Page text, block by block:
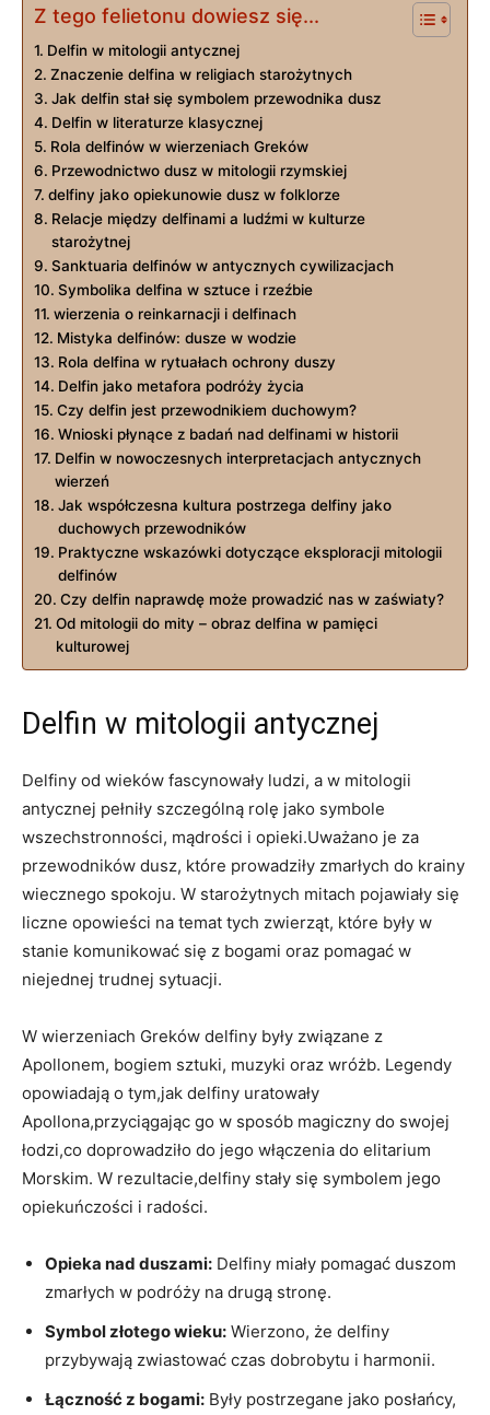
Z tego felietonu dowiesz się...
Delfin w mitologii antycznej
Znaczenie delfina w religiach starożytnych
Jak delfin stał się symbolem przewodnika dusz
Delfin w literaturze klasycznej
Rola delfinów w wierzeniach Greków
Przewodnictwo dusz w mitologii rzymskiej
delfiny jako opiekunowie dusz w folklorze
Relacje między delfinami a ludźmi w kulturze
starożytnej
Sanktuaria delfinów w antycznych cywilizacjach
Symbolika delfina w sztuce i rzeźbie
wierzenia o reinkarnacji i delfinach
Mistyka delfinów: dusze w wodzie
Rola delfina w rytuałach ochrony duszy
Delfin jako metafora podróży życia
Czy delfin jest przewodnikiem duchowym?
Wnioski płynące z badań nad delfinami w historii
Delfin w nowoczesnych interpretacjach antycznych
wierzeń
Jak współczesna kultura postrzega delfiny jako
duchowych przewodników
Praktyczne wskazówki dotyczące eksploracji mitologii
delfinów
Czy delfin naprawdę może prowadzić nas w zaświaty?
Od mitologii do mity – obraz delfina w pamięci
kulturowej
Delfin w mitologii antycznej
Delfiny od wieków fascynowały ludzi, a w mitologii
antycznej pełniły szczególną rolę jako symbole
wszechstronności, mądrości i opieki.Uważano je za
przewodników dusz, które prowadziły zmarłych do krainy
wiecznego spokoju. W starożytnych mitach pojawiały się
liczne opowieści na temat tych zwierząt, które były w
stanie komunikować się z bogami oraz pomagać w
niejednej trudnej sytuacji.
W wierzeniach Greków delfiny były związane z
Apollonem, bogiem sztuki, muzyki oraz wróżb. Legendy
opowiadają o tym,jak delfiny uratowały
Apollona,przyciągając go w sposób magiczny do swojej
łodzi,co doprowadziło do jego włączenia do elitarium
Morskim. W rezultacie,delfiny stały się symbolem jego
opiekuńczości i radości.
Opieka nad duszami: Delfiny miały pomagać duszom
zmarłych w podróży na drugą stronę.
Symbol złotego wieku: Wierzono, że delfiny
przybywają zwiastować czas dobrobytu i harmonii.
Łączność z bogami: Były postrzegane jako posłańcy,